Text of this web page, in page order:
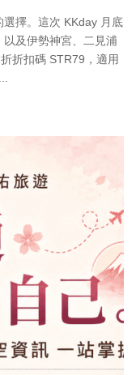
擇。這次 KKday 月底
及伊勢神宮、二見浦
折扣碼 STR79，適用